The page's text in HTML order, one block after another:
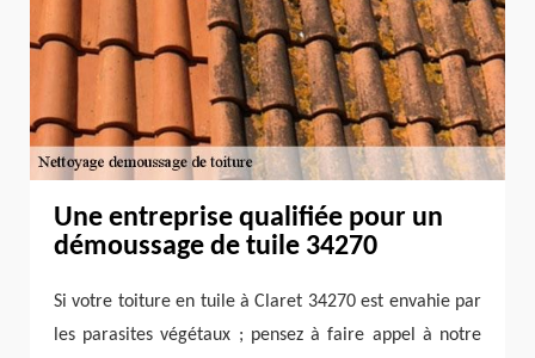
Une entreprise qualifiée pour un
démoussage de tuile 34270
Si votre toiture en tuile à Claret 34270 est envahie par
les parasites végétaux ; pensez à faire appel à notre